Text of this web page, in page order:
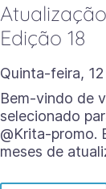
Edição 18
Quinta-feira,
Bem-vindo de
selecionado
@Krita-promo.
meses de